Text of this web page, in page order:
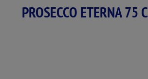
PROSECCO ETERNA 75